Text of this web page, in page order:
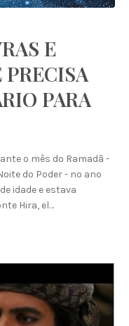
E
PRECISA
PARA
o mês do Ramadã -
do Poder - no ano
idade e estava
Hira, el…